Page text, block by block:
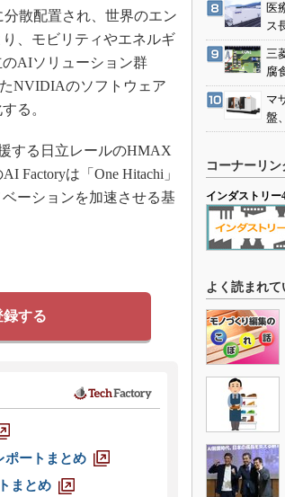
設計・開発
リティ
への対応
散配置され、世界のエン
、モビリティやエネルギ
AIソリューション群
たNVIDIAのソフトウェア
る。
する日立レールのHMAX
Factoryは「One Hitachi」
ーションを加速させる基
する
ポートまとめ
まとめ
医
ス
三
腐
マ
盤
コーナーリン
インダストリー
よく読まれ